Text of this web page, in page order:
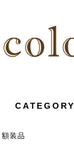
CATEGORY
装品